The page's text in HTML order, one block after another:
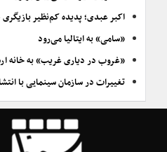
اکبر عبدی؛ پدیده کم‌نظیر بازیگری
«سامی» به ایتالیا می‌رود
«غروب در دیاری غریب» به خانه
تغییرات در سازمان سینمایی با